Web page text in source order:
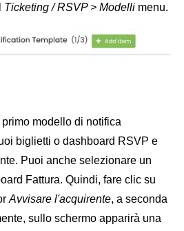
Ticketing / RSVP > Modelli menu.
modello di notifica
biglietti o dashboard RSVP e
Puoi anche selezionare un
Fattura. Quindi, fare clic su
Avvisare l'acquirente, a seconda
sullo schermo apparirà una